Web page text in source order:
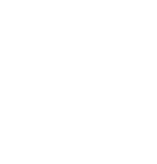
angekommen waren. Die
uns geboten haben. Beim
harmonierten. Danach
mehr. Nach dem
startete die Zeit im